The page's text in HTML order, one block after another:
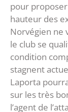
pour proposer
hauteur des
Norvégien ne
le club se
condition
stagnent
Laporta
sur les très
l’agent de